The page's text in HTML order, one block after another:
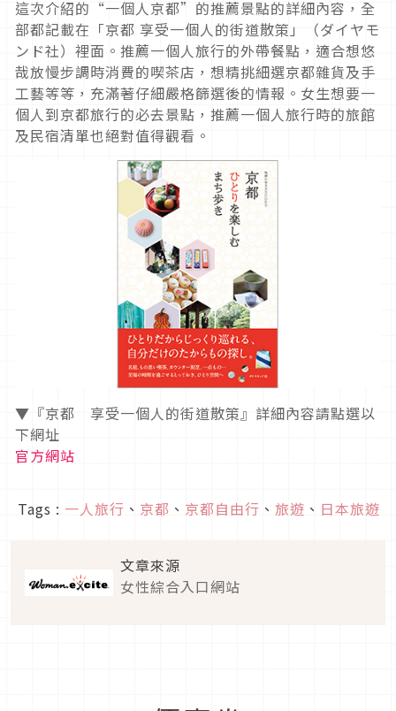
這次介紹的“一個人京都”的推薦景點的詳細內容，全
部都記載在「京都 享受一個人的街道散策」（ダイヤモ
ンド社）裡面。推薦一個人旅行的外帶餐點，適合想悠
哉放慢步調時消費的喫茶店，想精挑細選京都雜貨及手
工藝等等，充滿著仔細嚴格篩選後的情報。女生想要一
個人到京都旅行的必去景點，推薦一個人旅行時的旅館
及民宿清單也絕對值得觀看。
▼『京都 享受一個人的街道散策』詳細內容請點選以
下網址
官方網站
Tags : 一人旅行 、 京都 、 京都自由行 、 旅遊 、 日本旅遊
文章來源
女性綜合入口網站